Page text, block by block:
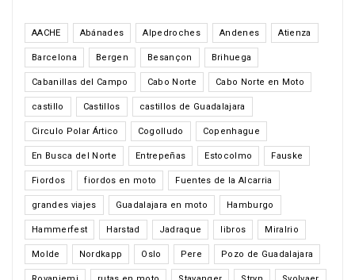
AACHE Abánades Alpedroches Andenes Atienza
Barcelona Bergen Besançon Brihuega
Cabanillas del Campo Cabo Norte Cabo Norte en Moto
castillo Castillos castillos de Guadalajara
Circulo Polar Ártico Cogolludo Copenhague
En Busca del Norte Entrepeñas Estocolmo Fauske
Fiordos fiordos en moto Fuentes de la Alcarria
grandes viajes Guadalajara en moto Hamburgo
Hammerfest Harstad Jadraque libros Miralrio
Molde Nordkapp Oslo Pere Pozo de Guadalajara